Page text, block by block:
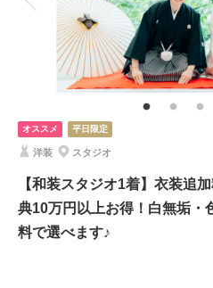
家族と撮影 家族用衣装
その他含
全データ（約3週間後のご納品 / 明るさ
メイクアテンド・撮影小物（番傘）・
子等）・ヘッド装花（アーティフィシャ
★ご希望の撮影時期に合わせてキャンペ
正座ショットをはじめ、室内での撮影
貸切だから、落ち着いて撮影したい方に
茶室内で、庭園で、バリエーション豊か
オススメ 平日限定
洋装 スタジオ
【和装スタジオ1着】衣装追
典10万円以上お得！白無垢・
料で選べます♪